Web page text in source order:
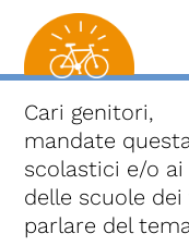
Cari genitori,
mandate
scolastici e/o
delle scuole
parlare del